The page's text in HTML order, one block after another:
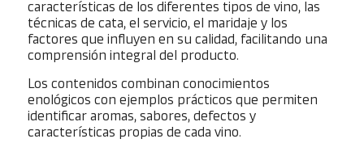
características de los diferentes tipos de vino, las
técnicas de cata, el servicio, el maridaje y los
factores que influyen en su calidad, facilitando una
comprensión integral del producto.
Los contenidos combinan conocimientos
enológicos con ejemplos prácticos que permiten
identificar aromas, sabores, defectos y
características propias de cada vino.